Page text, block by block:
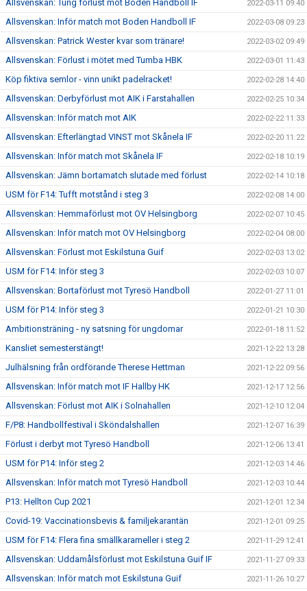
Allsvenskan: Tung förlust mot Boden Handboll IF 2022-03-11 09:40
Allsvenskan: Inför match mot Boden Handboll IF 2022-03-08 09:23
Allsvenskan: Patrick Wester kvar som tränare! 2022-03-02 09:49
Allsvenskan: Förlust i mötet med Tumba HBK 2022-03-01 11:43
Köp fiktiva semlor - vinn unikt padelracket! 2022-02-28 14:40
Allsvenskan: Derbyförlust mot AIK i Farstahallen 2022-02-25 10:34
Allsvenskan: Inför match mot AIK 2022-02-22 11:33
Allsvenskan: Efterlängtad VINST mot Skånela IF 2022-02-20 11:22
Allsvenskan: Inför match mot Skånela IF 2022-02-18 10:19
Allsvenskan: Jämn bortamatch slutade med förlust 2022-02-14 10:18
USM för F14: Tufft motstånd i steg 3 2022-02-08 14:00
Allsvenskan: Hemmaförlust mot OV Helsingborg 2022-02-07 10:45
Allsvenskan: Inför match mot OV Helsingborg 2022-02-04 08:00
Allsvenskan: Förlust mot Eskilstuna Guif 2022-02-03 13:02
USM för F14: Inför steg 3 2022-02-03 10:07
Allsvenskan: Bortaförlust mot Tyresö Handboll 2022-01-27 11:01
USM för P14: Inför steg 3 2022-01-21 10:30
Ambitionsträning - ny satsning för ungdomar 2022-01-18 11:52
Kansliet semesterstängt! 2021-12-22 13:28
Julhälsning från ordförande Therese Hettman 2021-12-22 09:56
Allsvenskan: Inför match mot IF Hallby HK 2021-12-17 12:56
Allsvenskan: Förlust mot AIK i Solnahallen 2021-12-10 12:04
F/P8: Handbollfestival i Sköndalshallen 2021-12-07 16:39
Förlust i derbyt mot Tyresö Handboll 2021-12-06 13:41
USM för P14: Inför steg 2 2021-12-03 14:46
Allsvenskan: Inför match mot Tyresö Handboll 2021-12-03 10:44
P13: Hellton Cup 2021 2021-12-01 12:34
Covid-19: Vaccinationsbevis & familjekarantän 2021-12-01 09:25
USM för F14: Flera fina smällkarameller i steg 2 2021-11-29 12:41
Allsvenskan: Uddamålsförlust mot Eskilstuna Guif IF 2021-11-27 09:33
Allsvenskan: Inför match mot Eskilstuna Guif 2021-11-26 10:27